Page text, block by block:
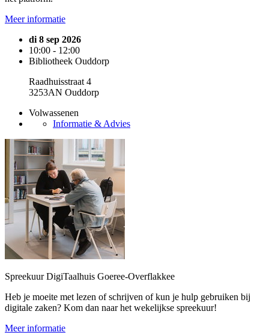
Meer informatie
di 8 sep 2026
10:00 - 12:00
Bibliotheek Ouddorp
Raadhuisstraat 4
3253AN Ouddorp
Volwassenen
Informatie & Advies
Spreekuur DigiTaalhuis Goeree-Overflakkee
Heb je moeite met lezen of schrijven of kun je hulp gebruiken bij
digitale zaken? Kom dan naar het wekelijkse spreekuur!
Meer informatie